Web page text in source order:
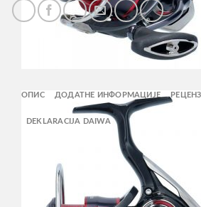
ОПИС ДОДАТНЕ ИНФОРМАЦИЈЕ
DEKLARACIJA DAIWA
Fuego LT ‚20 nije ništa manje nego
dimenziju dizajna LT mašinica.
novog Zaion Light materijala
mašinica postala je još lakša i